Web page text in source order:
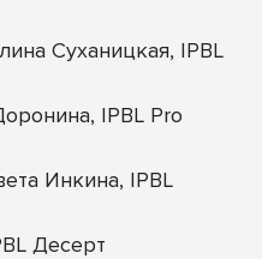
Суханицкая, IPBL
IPBL Pro
Инкина, IPBL
Десерт